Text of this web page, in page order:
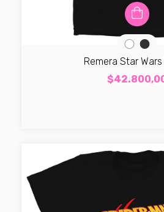
Remera Star